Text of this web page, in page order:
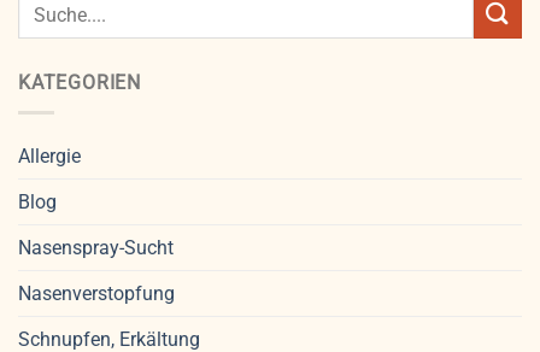
KATEGORIEN
Allergie
Blog
Nasenspray-Sucht
Nasenverstopfung
Schnupfen, Erkältung